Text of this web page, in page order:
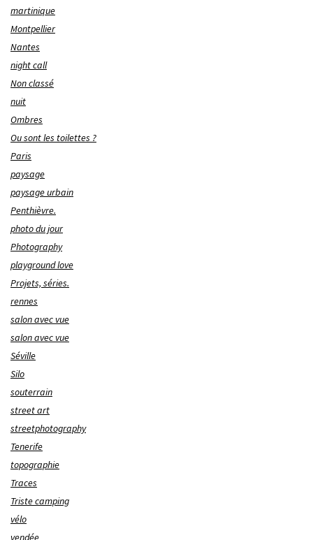
martinique
Montpellier
Nantes
night call
Non classé
nuit
Ombres
Ou sont les toilettes ?
Paris
paysage
paysage urbain
Penthièvre.
photo du jour
Photography
playground love
Projets, séries.
rennes
salon avec vue
salon avec vue
Séville
Silo
souterrain
street art
streetphotography
Tenerife
topographie
Traces
Triste camping
vélo